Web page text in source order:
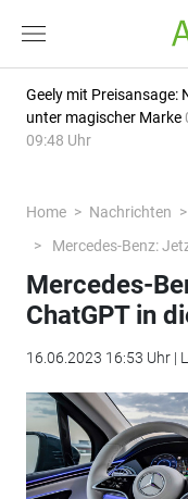
Geely mit Preisansage:
unter magischer Marke
09:48 Uhr
Home Nachrichten
Mercedes-Benz:
Mercedes-
ChatGPT in
16.06.2023 16:53 Uhr |